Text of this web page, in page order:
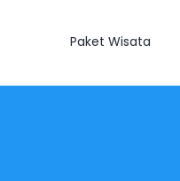
Paket Wisata